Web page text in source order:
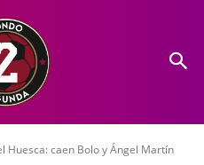
Huesca: caen Bolo y Ángel Martín